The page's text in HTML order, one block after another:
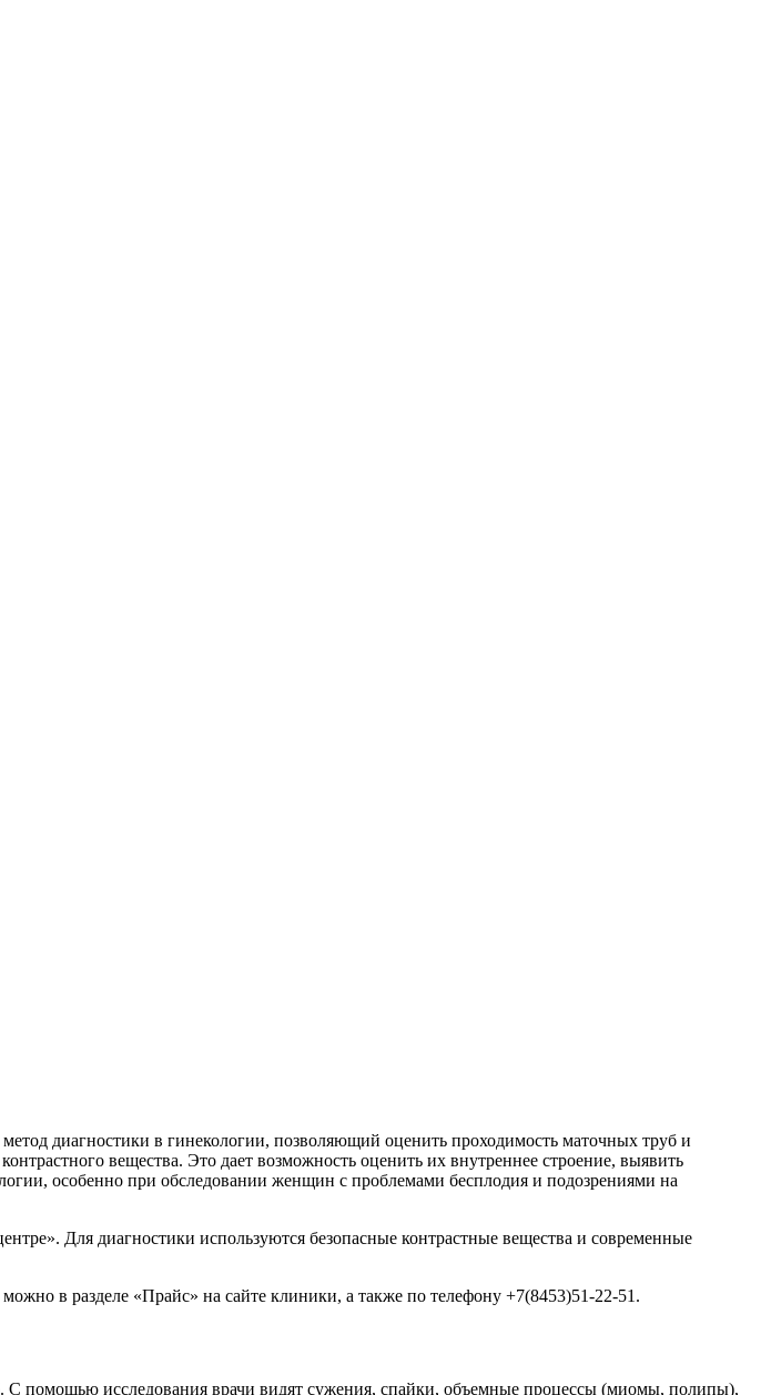
диагностики в гинекологии, позволяющий оценить проходимость маточных труб и
вещества. Это дает возможность оценить их внутреннее строение, выявить
особенно при обследовании женщин с проблемами бесплодия и подозрениями на
Для диагностики используются безопасные контрастные вещества и современные
в разделе «Прайс» на сайте клиники, а также по телефону +7(8453)51-22-51.
С помощью исследования врачи видят сужения, спайки, объемные процессы (миомы, полипы),